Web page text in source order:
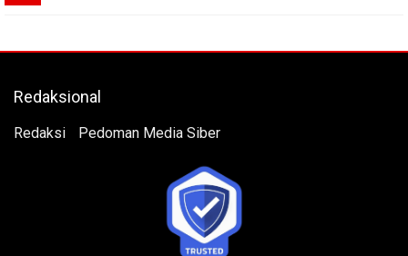
Redaksional
Redaksi Pedoman Media Siber